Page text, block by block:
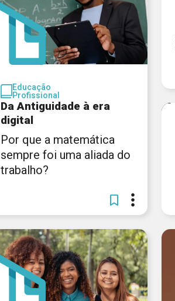
Educação
Profissional
Da Antiguidade à era
digital
Por que a matemática
sempre foi uma aliada do
trabalho?